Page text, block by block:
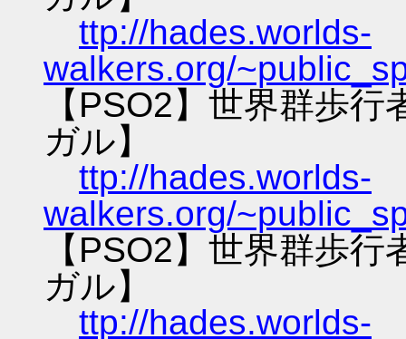
ttp://hades.worlds-
walkers.org/
【PSO2】世界群歩
ガル】
ttp://hades.worlds-
walkers.org/
【PSO2】世界群歩
ガル】
ttp://hades.worlds-